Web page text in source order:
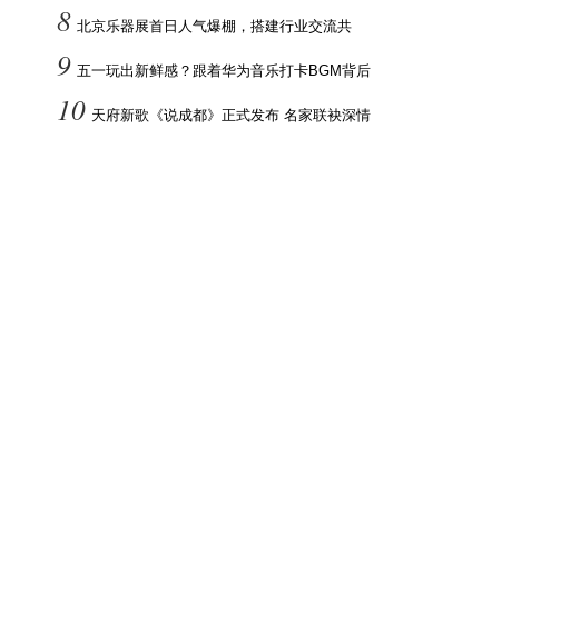
8 北京乐器展首日人气爆棚，搭建行业交流共
9 五一玩出新鲜感？跟着华为音乐打卡BGM背后
10 天府新歌《说成都》正式发布 名家联袂深情